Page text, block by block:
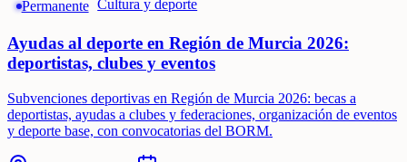
Permanente Cultura y deporte
Ayudas al deporte en Región de Murcia 2026:
deportistas, clubes y eventos
Subvenciones deportivas en Región de Murcia 2026: becas a
deportistas, ayudas a clubes y federaciones, organización de eventos
y deporte base, con convocatorias del BORM.